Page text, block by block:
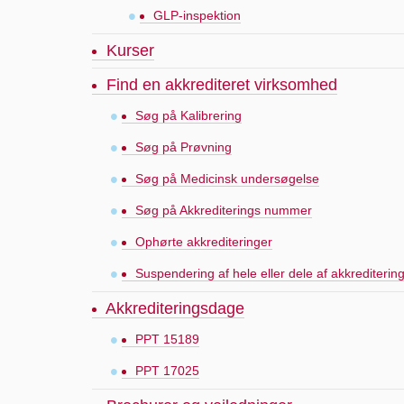
GLP-inspektion
Kurser
Find en akkrediteret virksomhed
Søg på Kalibrering
Søg på Prøvning
Søg på Medicinsk undersøgelse
Søg på Akkrediterings nummer
Ophørte akkrediteringer
Suspendering af hele eller dele af
Akkrediteringsdage
PPT 15189
PPT 17025